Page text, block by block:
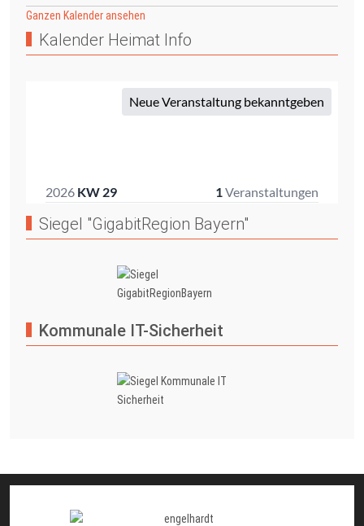
Ganzen Kalender ansehen
Kalender Heimat Info
Siegel "GigabitRegion Bayern"
Kommunale IT-Sicherheit